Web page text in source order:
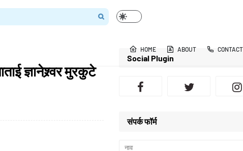
HOME ABOUT CONTACT
ज्ञानेश्र्वर मुरकुटे
Social Plugin
संपर्क फॉर्म